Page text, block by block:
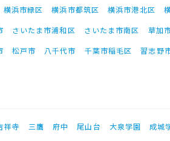
横浜市緑区 横浜市都筑区 横浜市港北区
さいたま市浦和区 さいたま市南区 草加
松戸市 八千代市 千葉市稲毛区 習志野
祥寺 三鷹 府中 尾山台 大泉学園 成城